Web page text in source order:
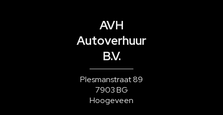
AVH
Autoverhuur
B.V.
Plesmanstraat 89
7903 BG
Hoogeveen